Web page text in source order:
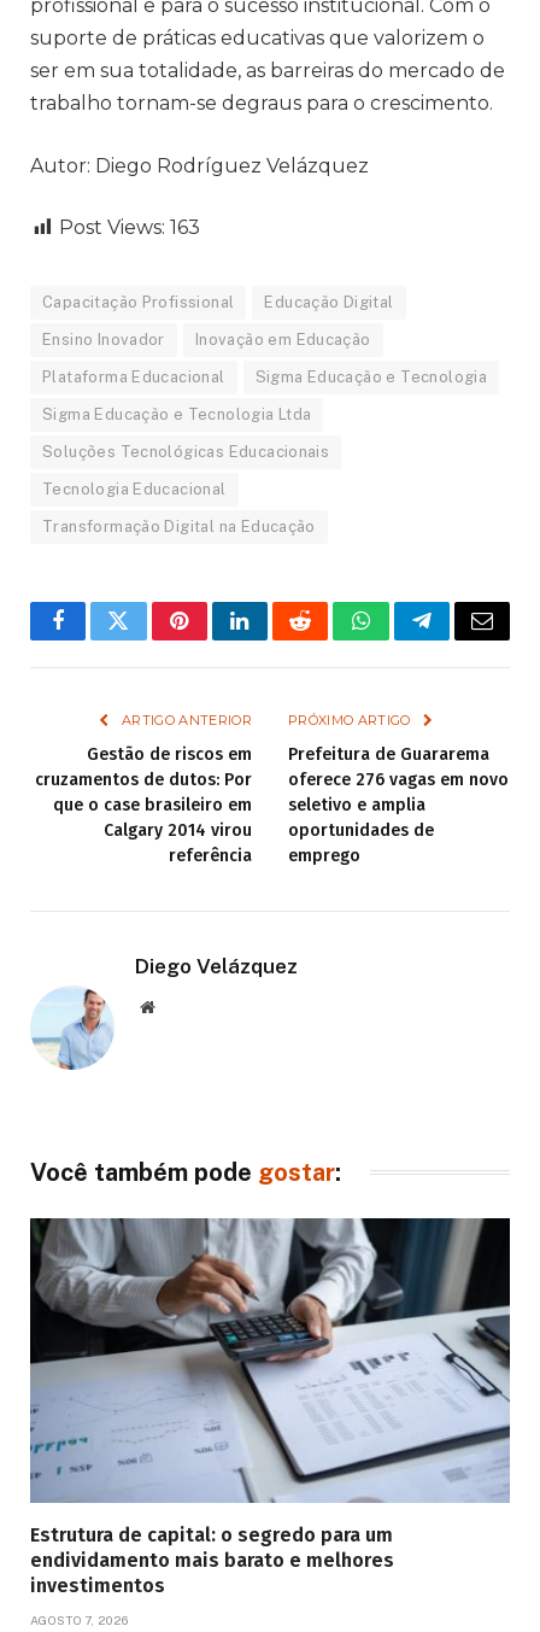
profissional e para o sucesso institucional. Com o
suporte de práticas educativas que valorizem o
ser em sua totalidade, as barreiras do mercado de
trabalho tornam-se degraus para o crescimento.
Autor: Diego Rodríguez Velázquez
Post Views: 163
Capacitação Profissional Educação Digital
Ensino Inovador Inovação em Educação
Plataforma Educacional Sigma Educação e Tecnologia
Sigma Educação e Tecnologia Ltda
Soluções Tecnológicas Educacionais
Tecnologia Educacional
Transformação Digital na Educação
FacebookTwitterPinterestLinkedInRedditWhatsAppTelegramEmail
ARTIGO ANTERIOR
Gestão de riscos em
cruzamentos de dutos: Por
que o case brasileiro em
Calgary 2014 virou
referência
PRÓXIMO ARTIGO
Prefeitura de Guararema
oferece 276 vagas em novo
seletivo e amplia
oportunidades de
emprego
Diego Velázquez
Website
Você também pode gostar:
Estrutura de capital: o segredo para um
endividamento mais barato e melhores
investimentos
AGOSTO 7, 2026